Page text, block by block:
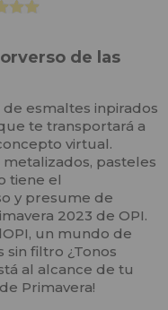
de las
esmaltes inpirados
te transportará a
virtual.
metalizados, pasteles
tiene el
y presume de
2023 de OPI.
un mundo de
sin filtro ¿Tonos
al alcance de tu
Primavera!